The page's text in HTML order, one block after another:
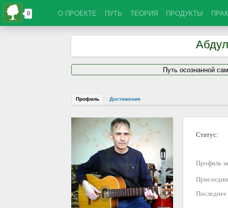
О ПРОЕКТЕ ПУТЬ ТЕОРИЯ ПРОДУКТЫ
Путь осознанной
Профиль Достижения
Статус:
Профиль